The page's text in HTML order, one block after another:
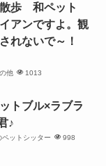
散歩 和ペット
アンですよ。観
れないで～！
他 1013
トブル×ラブラ
♪
ペットシッター 998